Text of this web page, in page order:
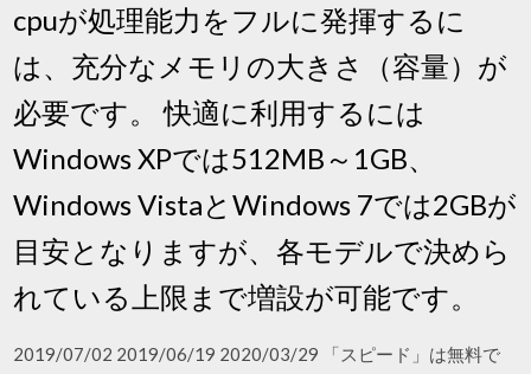
cpuが処理能力をフルに発揮するに
は、充分なメモリの大きさ（容量）が
必要です。 快適に利用するには
Windows XPでは512MB～1GB、
Windows VistaとWindows 7では2GBが
目安となりますが、各モデルで決めら
れている上限まで増設が可能です。
2019/07/02 2019/06/19 2020/03/29 「スピード」は無料で